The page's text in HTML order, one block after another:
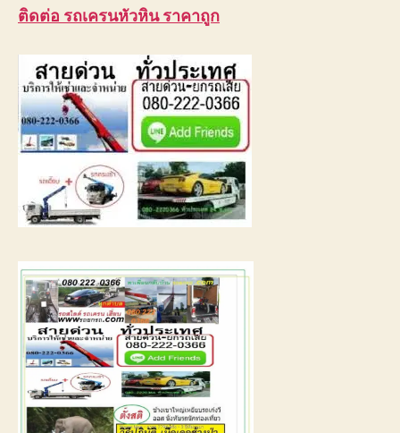
ติดต่อ รถเครนหัวหิน ราคาถูก